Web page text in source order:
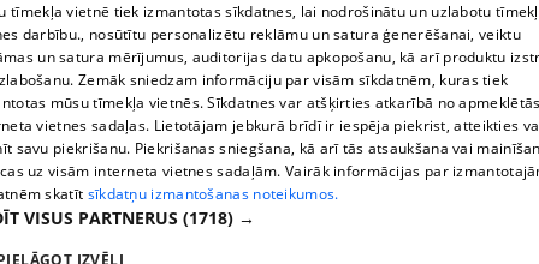
Dziedātāja Diona Liepiņa: "Mēdzu ātri iemīlēties!"
18. epizode
tīmekļa vietnē tiek izmantotas sīkdatnes, lai nodrošinātu un uzlabotu
darbību., nosūtītu personalizētu reklāmu un satura ģenerēšanai, veiktu
un satura mērījumus, auditorijas datu apkopošanu, kā arī produktu
Zemāk sniedzam informāciju par visām sīkdatnēm, kuras tiek
mūsu tīmekļa vietnēs. Sīkdatnes var atšķirties atkarībā no
vietnes sadaļas. Lietotājam jebkurā brīdī ir iespēja piekrist, atteikties
savu piekrišanu. Piekrišanas sniegšana, kā arī tās atsaukšana vai
uz visām interneta vietnes sadaļām. Vairāk informācijas par
skatīt sīkdatņu izmantošanas noteikumos.
VISUS PARTNERUS (1718) →
IZVĒLI